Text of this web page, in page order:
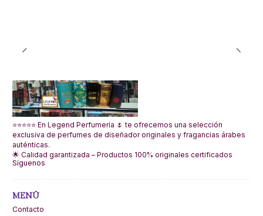
⭐⭐⭐⭐⭐ En Legend Perfumería 🌷 te ofrecemos una selección
exclusiva de perfumes de diseñador originales y fragancias árabes
auténticas.
🌟 Calidad garantizada – Productos 100% originales certificados
Síguenos
MENÚ
Contacto